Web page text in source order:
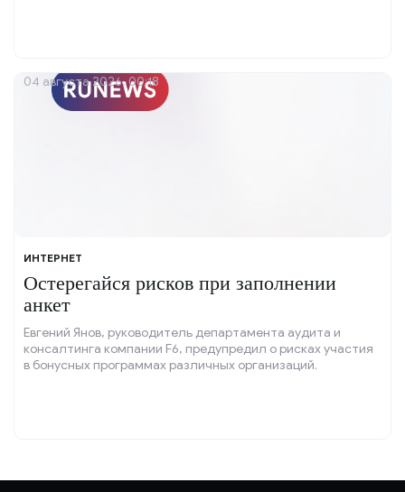
ИНТЕРНЕТ
Остерегайся рисков при заполнении
анкет
Евгений Янов, руководитель департамента аудита и
консалтинга компании F6, предупредил о рисках участия
в бонусных программах различных организаций.
04 августа 2026, 00:18